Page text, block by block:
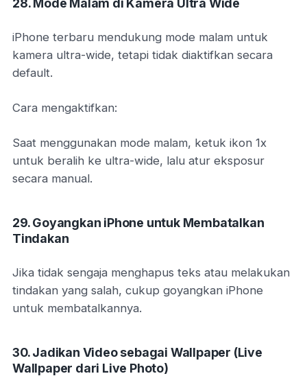
28. Mode Malam di Kamera Ultra Wide
iPhone terbaru mendukung mode malam untuk
kamera ultra-wide, tetapi tidak diaktifkan secara
default.
Cara mengaktifkan:
Saat menggunakan mode malam, ketuk ikon 1x
untuk beralih ke ultra-wide, lalu atur eksposur
secara manual.
29. Goyangkan iPhone untuk Membatalkan
Tindakan
Jika tidak sengaja menghapus teks atau melakukan
tindakan yang salah, cukup goyangkan iPhone
untuk membatalkannya.
30. Jadikan Video sebagai Wallpaper (Live
Wallpaper dari Live Photo)